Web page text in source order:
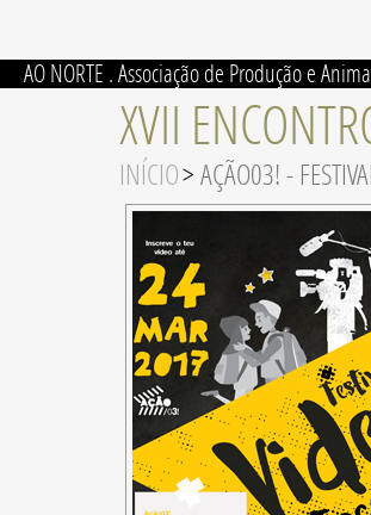
AO NORTE . Associação de Produção e
XVII
INÍCIO> AÇÃO03! -